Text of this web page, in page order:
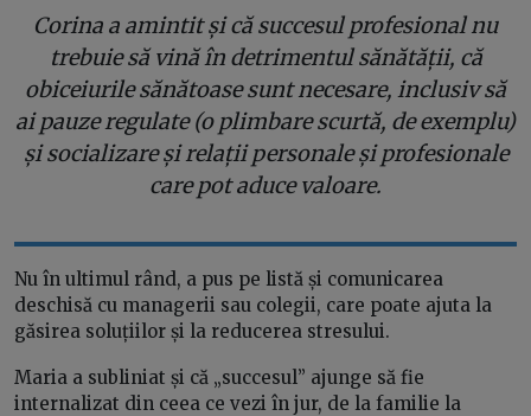
Corina a amintit și că succesul profesional nu
trebuie să vină în detrimentul sănătății, că
obiceiurile sănătoase sunt necesare, inclusiv să
ai pauze regulate (o plimbare scurtă, de exemplu)
și socializare și relații personale și profesionale
care pot aduce valoare.
Nu în ultimul rând, a pus pe listă și comunicarea
deschisă cu managerii sau colegii, care poate ajuta la
găsirea soluțiilor și la reducerea stresului.
Maria a subliniat și că „succesul” ajunge să fie
internalizat din ceea ce vezi în jur, de la familie la